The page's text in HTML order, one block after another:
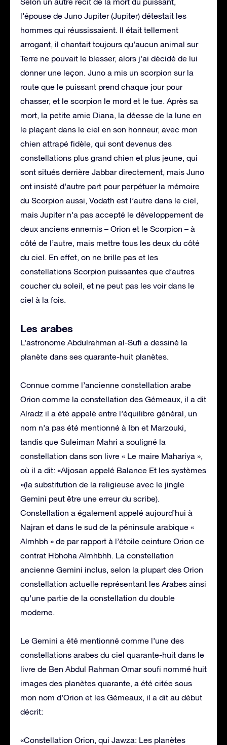
l’épouse de Juno Jupiter (Jupiter) détestait les
hommes qui réussissaient. Il était tellement
arrogant, il chantait toujours qu’aucun animal sur
Terre ne pouvait le blesser, alors j’ai décidé de lui
donner une leçon. Juno a mis un scorpion sur la
route que le puissant prend chaque jour pour
chasser, et le scorpion le mord et le tue. Après sa
mort, la petite amie Diana, la déesse de la lune en
le plaçant dans le ciel en son honneur, avec mon
chien attrapé fidèle, qui sont devenus des
constellations plus grand chien et plus jeune, qui
sont situés derrière Jabbar directement, mais Juno
ont insisté d’autre part pour perpétuer la mémoire
du Scorpion aussi, Vodath est l’autre dans le ciel,
mais Jupiter n’a pas accepté le développement de
deux anciens ennemis – Orion et le Scorpion – à
côté de l’autre, mais mettre tous les deux du côté
du ciel. En effet, on ne brille pas et les
constellations Scorpion puissantes que d’autres
coucher du soleil, et ne peut pas les voir dans le
ciel à la fois.
Les arabes
L’astronome Abdulrahman al-Sufi a dessiné la
planète dans ses quarante-huit planètes.
Connue comme l’ancienne constellation arabe
Orion comme la constellation des Gémeaux, il a dit
Alradz il a été appelé entre l’équilibre général, un
nom n’a pas été mentionné à Ibn et Marzouki,
tandis que Suleiman Mahri a souligné la
constellation dans son livre « Le maire Mahariya »,
où il a dit: «Aljosan appelé Balance Et les systèmes
»(la substitution de la religieuse avec le jingle
Gemini peut être une erreur du scribe).
Constellation a également appelé aujourd’hui à
Najran et dans le sud de la péninsule arabique «
Almhbh » de par rapport à l’étoile ceinture Orion ce
contrat Hbhoha Almhbhh. La constellation
ancienne Gemini inclus, selon la plupart des Orion
constellation actuelle représentant les Arabes ainsi
qu’une partie de la constellation du double
moderne.
Le Gemini a été mentionné comme l’une des
constellations arabes du ciel quarante-huit dans le
livre de Ben Abdul Rahman Omar soufi nommé huit
images des planètes quarante, a été citée sous
mon nom d’Orion et les Gémeaux, il a dit au début
décrit:
«Constellation Orion, qui Jawza: Les planètes